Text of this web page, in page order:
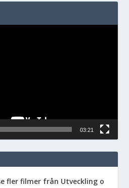
03:21
fler filmer från Utveckling o